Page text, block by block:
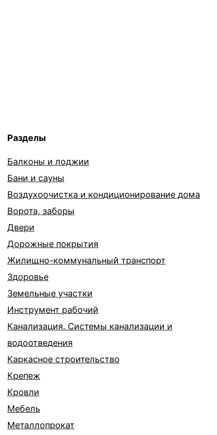
Разделы
Балконы и лоджии
Бани и сауны
Воздухоочистка и кондиционирование дома
Ворота, заборы
Двери
Дорожные покрытия
Жилищно-коммунальный транспорт
Здоровье
Земельные участки
Инструмент рабочий
Канализация. Системы канализации и
водоотведения
Каркасное строительство
Крепеж
Кровли
Мебель
Металлопрокат